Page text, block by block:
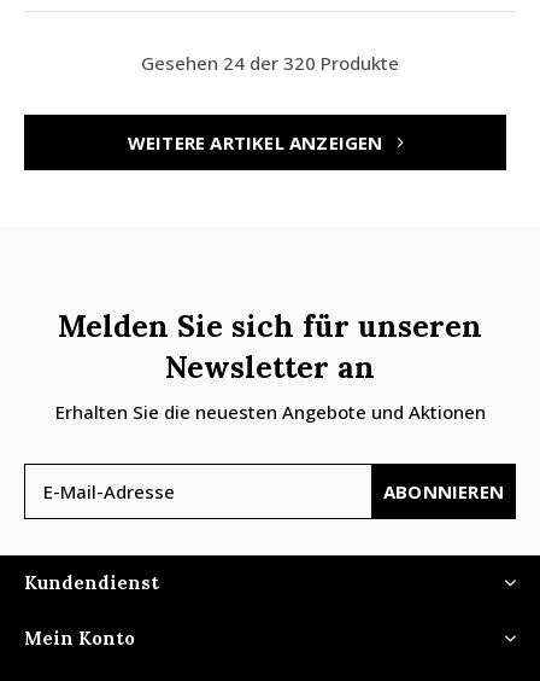
Gesehen 24 der 320 Produkte
WEITERE ARTIKEL ANZEIGEN
Melden Sie sich für unseren
Newsletter an
Erhalten Sie die neuesten Angebote und Aktionen
ABONNIEREN
Kundendienst
Mein Konto